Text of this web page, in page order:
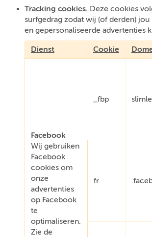
Tracking cookies. Deze cookies
surfgedrag zodat wij (of derden)
en gepersonaliseerde advertenties
Dienst Cookie
Facebook
Wij gebruiken
Facebook
cookies om
onze
advertenties
op Facebook
te
optimaliseren.
Zie de
_fbp
fr